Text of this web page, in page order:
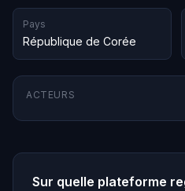
Pays
République de Corée
ACTEURS
Sur quelle plateforme